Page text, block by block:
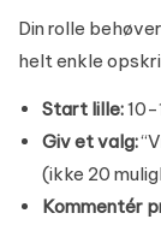
Din rolle
helt enkle
Start lille:10-
Giv et valg:
(ikke 20
Kommentér